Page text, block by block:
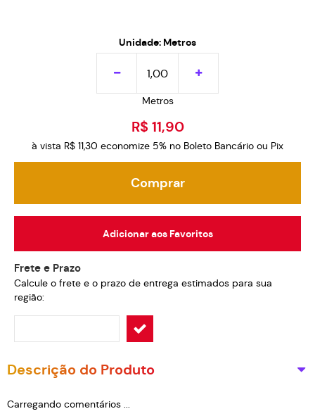
Unidade: Metros
Metros
R$ 11,90
à vista R$ 11,30 economize 5% no Boleto Bancário ou Pix
Comprar
Adicionar aos Favoritos
Frete e Prazo
Calcule o frete e o prazo de entrega estimados para sua
região:
Descrição do Produto
Carregando comentários ...